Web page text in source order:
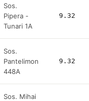
Sos.
Pipera -
Tunari 1A
9.32
Sos.
Pantelimon
448A
9.32
Sos. Mihai